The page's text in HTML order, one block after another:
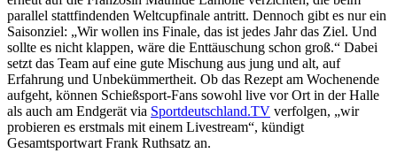
parallel stattfindenden Weltcupfinale antritt. Dennoch gibt es nur ein
Saisonziel: „Wir wollen ins Finale, das ist jedes Jahr das Ziel. Und
sollte es nicht klappen, wäre die Enttäuschung schon groß.“ Dabei
setzt das Team auf eine gute Mischung aus jung und alt, auf
Erfahrung und Unbekümmertheit. Ob das Rezept am Wochenende
aufgeht, können Schießsport-Fans sowohl live vor Ort in der Halle
als auch am Endgerät via Sportdeutschland.TV verfolgen, „wir
probieren es erstmals mit einem Livestream“, kündigt
Gesamtsportwart Frank Ruthsatz an.